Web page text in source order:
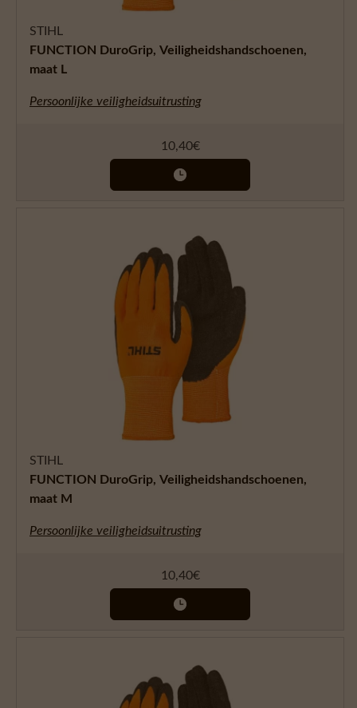
STIHL
FUNCTION DuroGrip, Veiligheidshandschoenen,
maat L
Persoonlijke veiligheidsuitrusting
10,40€
STIHL
FUNCTION DuroGrip, Veiligheidshandschoenen,
maat M
Persoonlijke veiligheidsuitrusting
10,40€